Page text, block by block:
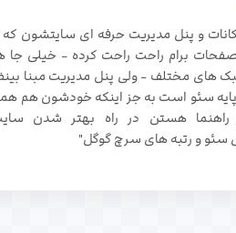
و پنل مدیریت حرفه ای سایتشون
صفحات برام راحت راحت کرده - خیلی جا
های مختلف - ولی پنل مدیریت مبنا
سئو است به جز اینکه خودشون هم
راهنما هستن در راه بهتر شدن
و رتبه های سرچ گوگل"